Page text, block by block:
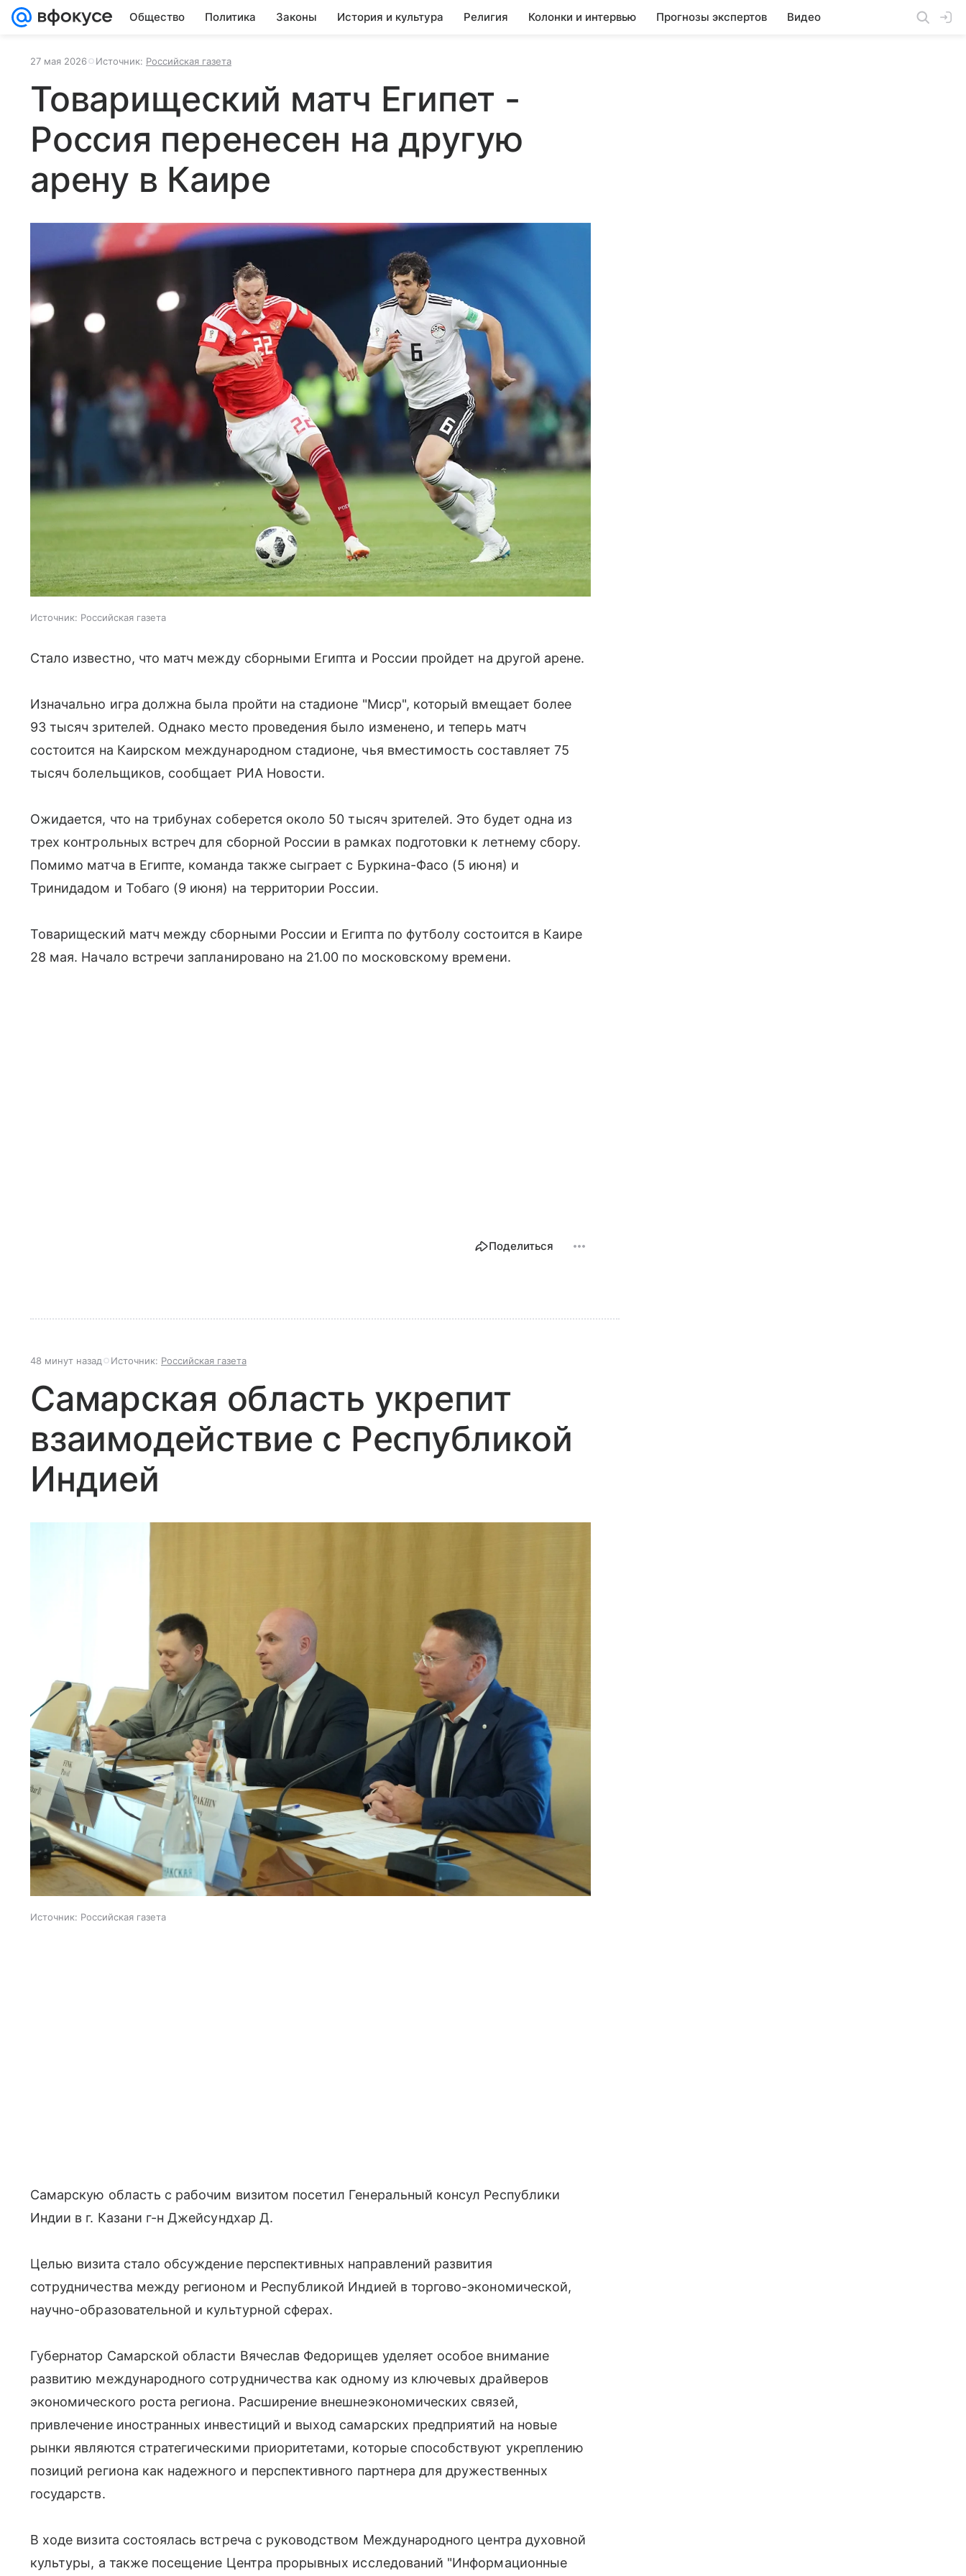
Общество Политика Законы История и культура Религия Колонки и интервью Прогнозы экспертов Видео
27 мая 2026 Источник: Российская газета
Товарищеский матч Египет -
Россия перенесен на другую
арену в Каире
Источник: Российская газета
Стало известно, что матч между сборными Египта и России пройдет на другой арене.
Изначально игра должна была пройти на стадионе "Миср", который вмещает более
93 тысяч зрителей. Однако место проведения было изменено, и теперь матч
состоится на Каирском международном стадионе, чья вместимость составляет 75
тысяч болельщиков, сообщает РИА Новости.
Ожидается, что на трибунах соберется около 50 тысяч зрителей. Это будет одна из
трех контрольных встреч для сборной России в рамках подготовки к летнему сбору.
Помимо матча в Египте, команда также сыграет с Буркина-Фасо (5 июня) и
Тринидадом и Тобаго (9 июня) на территории России.
Товарищеский матч между сборными России и Египта по футболу состоится в Каире
28 мая. Начало встречи запланировано на 21.00 по московскому времени.
Поделиться
48 минут назад Источник: Российская газета
Самарская область укрепит
взаимодействие с Республикой
Индией
Источник: Российская газета
Самарскую область с рабочим визитом посетил Генеральный консул Республики
Индии в г. Казани г-н Джейсундхар Д.
Целью визита стало обсуждение перспективных направлений развития
сотрудничества между регионом и Республикой Индией в торгово-экономической,
научно-образовательной и культурной сферах.
Губернатор Самарской области Вячеслав Федорищев уделяет особое внимание
развитию международного сотрудничества как одному из ключевых драйверов
экономического роста региона. Расширение внешнеэкономических связей,
привлечение иностранных инвестиций и выход самарских предприятий на новые
рынки являются стратегическими приоритетами, которые способствуют укреплению
позиций региона как надежного и перспективного партнера для дружественных
государств.
В ходе визита состоялась встреча с руководством Международного центра духовной
культуры, а также посещение Центра прорывных исследований "Информационные